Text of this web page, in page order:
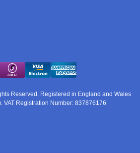
Reserved. Registered in England and Wales
VAT Registration Number: 837876176